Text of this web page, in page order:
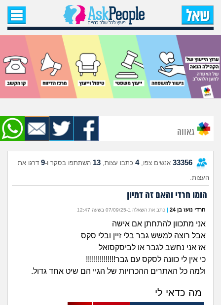
עמוד הבית
שאל שאלה
שאלות חדשות
שאלות שעוררו עניין
עצות חדשות
הורות ומשפחה
הרשמה
גאווה
33356 אנשים צפו,4 כתבו עצות, 13 השתתפו בסקר ו-9 דרגו את
העצות.
הומו חרדי והאם זה דמיון
חרדי נועז בן 24 | כתב את השאלה ב-07/09/25 בשעה 12:47
אני מתכוון להתחתן אם אישה
אבל רוצה למשש גבר בלי זיין ובלי סקס
אז אני נחשב לגבר או לביסקסואל
כי אין לי כוונה לסקס עם גבר!!!!!!!!!!!!!!!
ולמה כל האתרים ההכרויות של הגיי הם שיט אחד גדול.
מה כדאי לי